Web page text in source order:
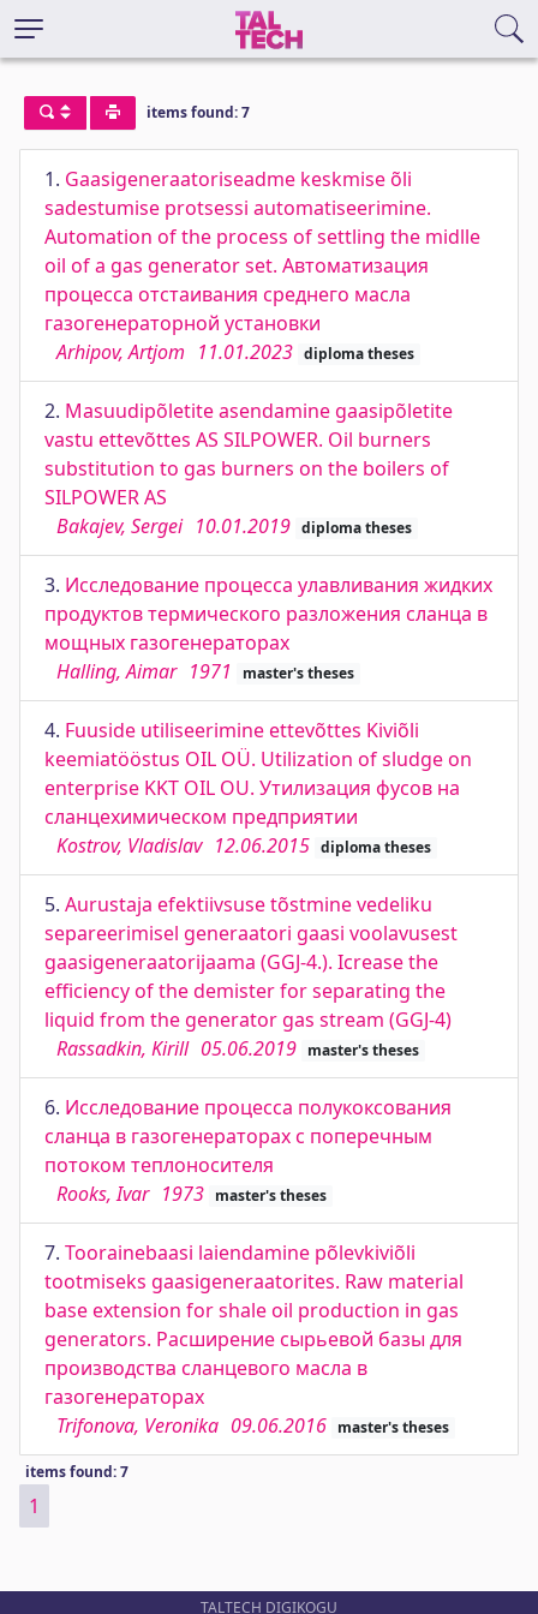
items found: 7
1. Gaasigeneraatoriseadme keskmise õli
sadestumise protsessi automatiseerimine.
Automation of the process of settling the midlle
oil of a gas generator set. Автоматизация
процесса отстаивания среднего масла
газогенераторной установки
Arhipov, Artjom 11.01.2023 diploma theses
2. Masuudipõletite asendamine gaasipõletite
vastu ettevõttes AS SILPOWER. Oil burners
substitution to gas burners on the boilers of
SILPOWER AS
Bakajev, Sergei 10.01.2019 diploma theses
3. Исследование процесса улавливания жидких
продуктов термического разложения сланца в
мощных газогенераторах
Halling, Aimar 1971 master's theses
4. Fuuside utiliseerimine ettevõttes Kiviõli
keemiatööstus OIL OÜ. Utilization of sludge on
enterprise KKT OIL OU. Утилизация фусов на
сланцехимическом предприятии
Kostrov, Vladislav 12.06.2015 diploma theses
5. Aurustaja efektiivsuse tõstmine vedeliku
separeerimisel generaatori gaasi voolavusest
gaasigeneraatorijaama (GGJ-4.). Icrease the
efficiency of the demister for separating the
liquid from the generator gas stream (GGJ-4)
Rassadkin, Kirill 05.06.2019 master's theses
6. Исследование процесса полукоксования
сланца в газогенераторах с поперечным
потоком теплоносителя
Rooks, Ivar 1973 master's theses
7. Toorainebaasi laiendamine põlevkiviõli
tootmiseks gaasigeneraatorites. Raw material
base extension for shale oil production in gas
generators. Расширение сырьевой базы для
производства сланцевого масла в
газогенераторах
Trifonova, Veronika 09.06.2016 master's theses
items found: 7
1
TALTECH DIGIKOGU